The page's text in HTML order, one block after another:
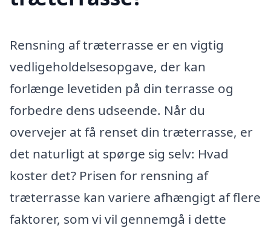
Rensning af træterrasse er en vigtig
vedligeholdelsesopgave, der kan
forlænge levetiden på din terrasse og
forbedre dens udseende. Når du
overvejer at få renset din træterrasse, er
det naturligt at spørge sig selv: Hvad
koster det? Prisen for rensning af
træterrasse kan variere afhængigt af flere
faktorer, som vi vil gennemgå i dette